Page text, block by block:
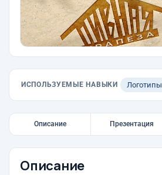
ИСПОЛЬЗУЕМЫЕ НАВЫКИ Логотипы
Описание Презентация
Описание